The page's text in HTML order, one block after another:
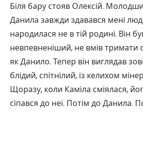
Біля бару стояв Олексій.
Данила завжди здавався мені
народилася не в тій родині. Він
невпевненіший, не вмів тримати
як Данило. Тепер він виглядав
блідий, спітнілий, із келихом
Щоразу, коли Каміла сміялася,
сіпався до неї. Потім до Данила.